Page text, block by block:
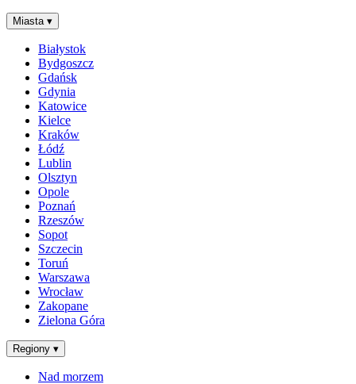
Miasta ▾
Białystok
Bydgoszcz
Gdańsk
Gdynia
Katowice
Kielce
Kraków
Łódź
Lublin
Olsztyn
Opole
Poznań
Rzeszów
Sopot
Szczecin
Toruń
Warszawa
Wrocław
Zakopane
Zielona Góra
Regiony ▾
Nad morzem